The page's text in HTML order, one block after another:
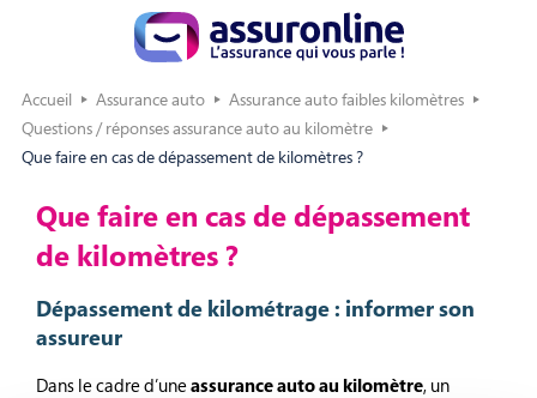
Accueil Assurance auto
Assurance auto faibles kilomètres
Questions / réponses assurance auto au kilomètre
Que faire en cas de dépassement de kilomètres ?
Que faire en cas de dépassement
de kilomètres ?
Dépassement de kilométrage : informer son
assureur
Dans le cadre d’uneassurance auto au kilomètre, un